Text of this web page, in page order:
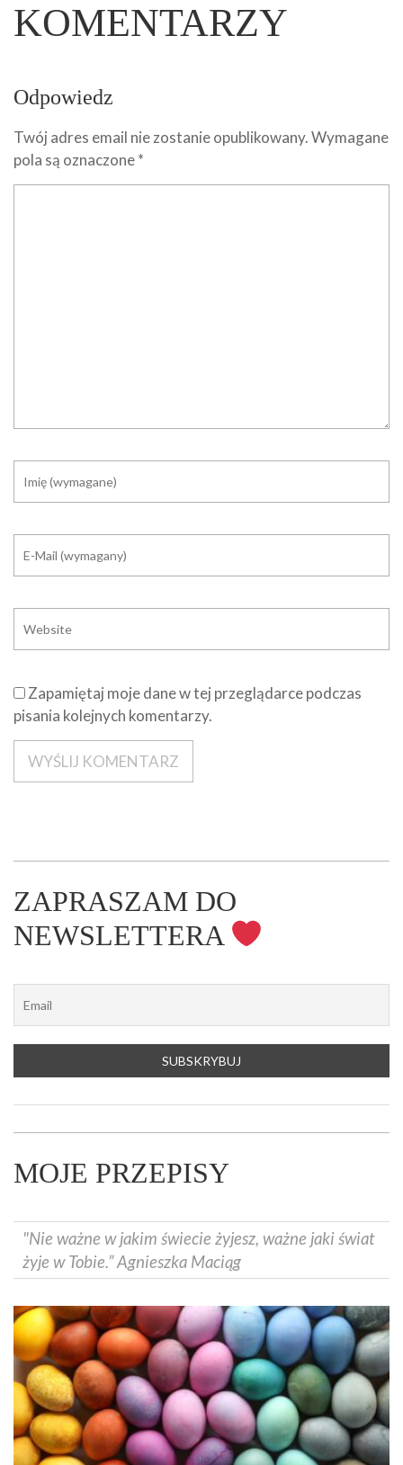
KOMENTARZY
Odpowiedz
Twój adres email nie zostanie opublikowany.Wymagane
pola są oznaczone*
Zapamiętaj moje dane w tej przeglądarce podczas
pisania kolejnych komentarzy.
ZAPRASZAM DO
NEWSLETTERA
MOJE PRZEPISY
"Nie ważne w jakim świecie żyjesz, ważne jaki świat
żyje w Tobie.” Agnieszka Maciąg